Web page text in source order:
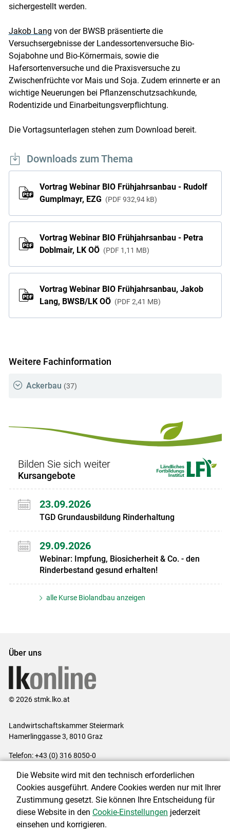
sichergestellt werden.
Jakob Lang von der BWSB präsentierte die
Versuchsergebnisse der Landessortenversuche Bio-
Sojabohne und Bio-Körnermais, sowie die
Hafersortenversuche und die Praxisversuche zu
Zwischenfrüchte vor Mais und Soja. Zudem erinnerte er an
wichtige Neuerungen bei Pflanzenschutzsachkunde,
Rodentizide und Einarbeitungsverpflichtung.
Die Vortagsunterlagen stehen zum Download bereit.
Downloads zum Thema
Vortrag Webinar BIO Frühjahrsanbau - Rudolf
Gumplmayr, EZG
PDF 932,94 kB
Vortrag Webinar BIO Frühjahrsanbau - Petra
Doblmair, LK OÖ
PDF 1,11 MB
Vortrag Webinar BIO Frühjahrsanbau, Jakob
Lang, BWSB/LK OÖ
PDF 2,41 MB
Weitere Fachinformation
Ackerbau (37)
Bilden Sie sich weiter
Kursangebote
23.09.2026
TGD Grundausbildung Rinderhaltung
29.09.2026
Webinar: Impfung, Biosicherheit & Co. - den
Rinderbestand gesund erhalten!
alle Kurse Biolandbau anzeigen
Über uns
© 2026 stmk.lko.at
Landwirtschaftskammer Steiermark
Hamerlinggasse 3, 8010 Graz
Telefon: +43 (0) 316 8050-0
Impressum|Kontakt|Datenschutzerklärung|Barrierefreiheit|
Cookie-Einstellungen
Die Website wird mit den technisch erforderlichen
Cookies ausgeführt. Andere Cookies werden nur mit Ihrer
Zustimmung gesetzt. Sie können Ihre Entscheidung für
diese Website in den Cookie-Einstellungen jederzeit
einsehen und korrigieren.